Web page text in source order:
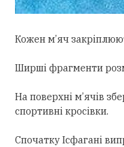
Кожен м’яч
Ширші фрагменти
На поверхні м’ячів
спортивні кросівки.
Спочатку Ісфагані